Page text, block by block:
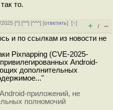
то.
[^] [^^] [^^^] [ответить][↑]
+ / –
и по ссылкам из новости не
Pixnapping (CVE-2025-
Android-
дополнительных
приложений, не
полномочий